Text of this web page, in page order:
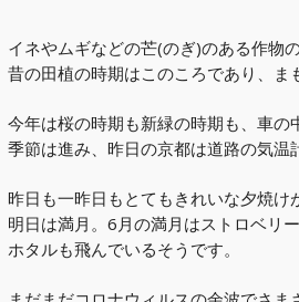
イネやムギなどの芒(のぎ)のある作物
昔の田植の時期はこのころであり、ま
今年は桜の時期も新緑の時期も、車の
季節は進み、昨日の京都は道路の気
昨日も一昨日もとてもきれいな夕焼け
明日は満月。6月の満月はストロベリ
ホタルも飛んでいるそうです。